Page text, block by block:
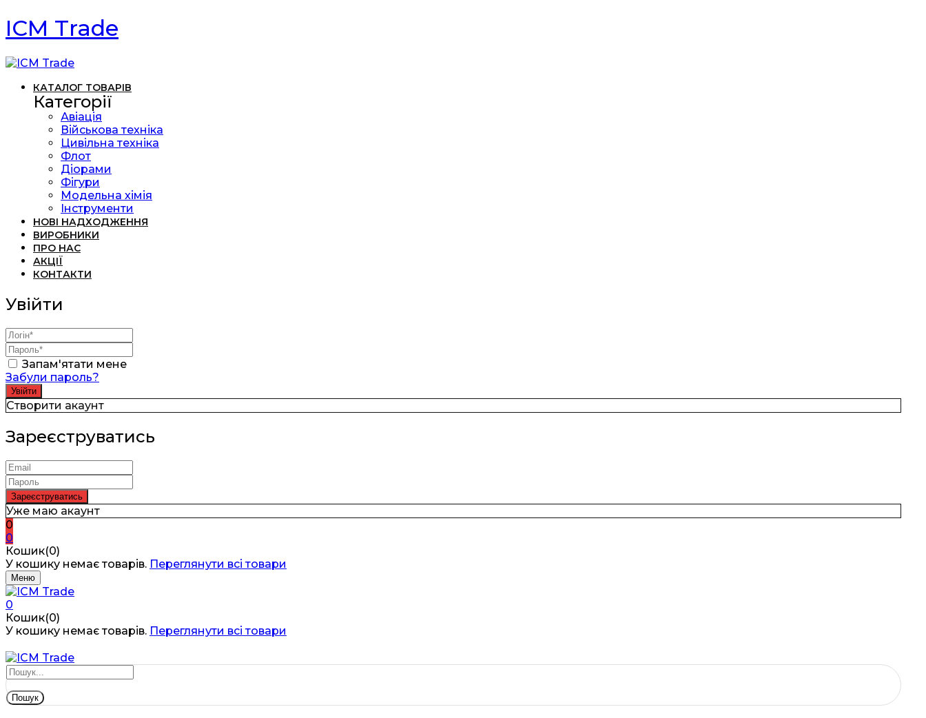
ICM Trade
КАТАЛОГ ТОВАРІВ
Категорії
Авіація
Військова техніка
Цивільна техніка
Флот
Діорами
Фігури
Модельна хімія
Інструменти
НОВІ НАДХОДЖЕННЯ
ВИРОБНИКИ
ПРО НАС
АКЦІЇ
КОНТАКТИ
Увійти
Запам'ятати мене
Забули пароль?
Створити акаунт
Зареєструватись
Уже маю акаунт
0
0
Кошик(0)
У кошику немає товарів. Переглянути всі товари
Меню
0
Кошик(0)
У кошику немає товарів. Переглянути всі товари
Пошук